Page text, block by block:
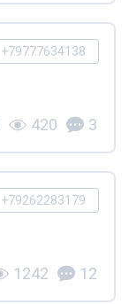
+79777634138
420 3
+79262283179
1242 12